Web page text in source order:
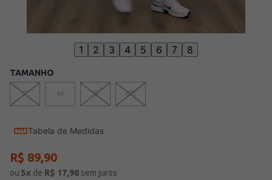
1 2 3 4 5 6 7 8
TAMANHO
P M G GG
Tabela de Medidas
R$ 89,90
ou 5x de R$ 17,98 sem juros